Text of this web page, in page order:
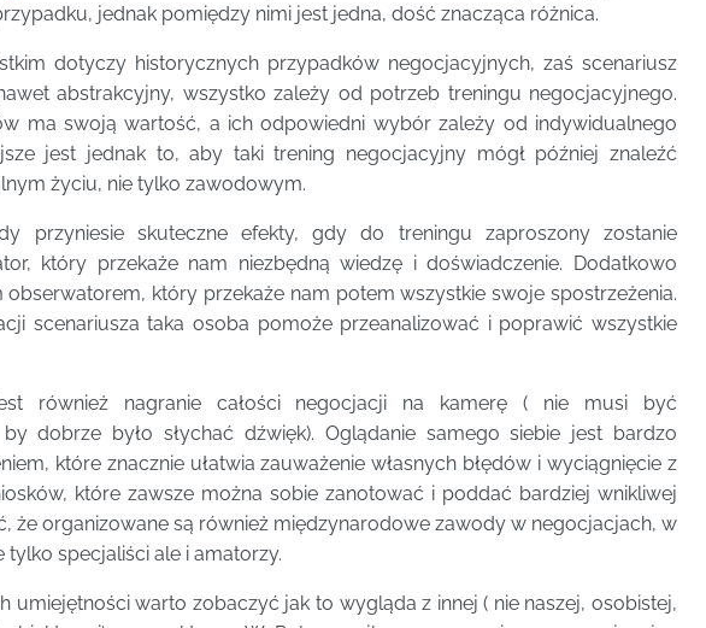
jednak pomiędzy nimi jest jedna, dość znacząca różnica.
dotyczy historycznych przypadków negocjacyjnych, zaś scenariusz
abstrakcyjny, wszystko zależy od potrzeb treningu negocjacyjnego.
ma swoją wartość, a ich odpowiedni wybór zależy od indywidualnego
jest jednak to, aby taki trening negocjacyjny mógł później znaleźć
życiu, nie tylko zawodowym.
przyniesie skuteczne efekty, gdy do treningu zaproszony zostanie
który przekaże nam niezbędną wiedzę i doświadczenie. Dodatkowo
obserwatorem, który przekaże nam potem wszystkie swoje spostrzeżenia.
scenariusza taka osoba pomoże przeanalizować i poprawić wszystkie
również nagranie całości negocjacji na kamerę ( nie musi być
dobrze było słychać dźwięk). Oglądanie samego siebie jest bardzo
które znacznie ułatwia zauważenie własnych błędów i wyciągnięcie z
które zawsze można sobie zanotować i poddać bardziej wnikliwej
że organizowane są również międzynarodowe zawody w negocjacjach, w
tylko specjaliści ale i amatorzy.
umiejętności warto zobaczyć jak to wygląda z innej ( nie naszej, osobistej,